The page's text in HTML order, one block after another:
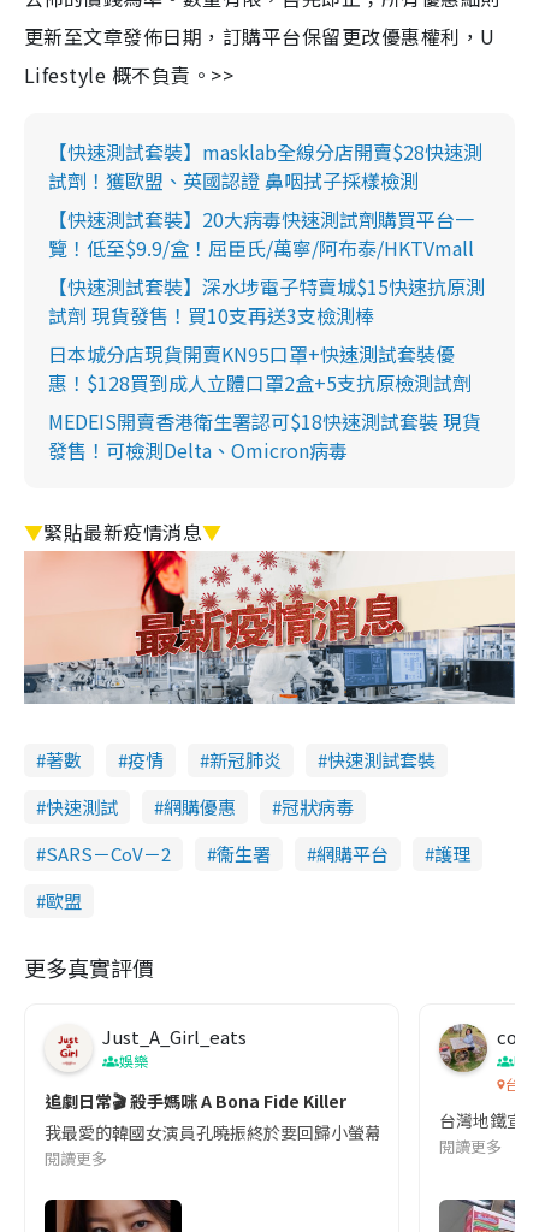
更新至文章發佈日期，訂購平台保留更改優惠權利，U
Lifestyle 概不負責。>>
【快速測試套裝】masklab全線分店開賣$28快速測
試劑！獲歐盟、英國認證 鼻咽拭子採樣檢測
【快速測試套裝】20大病毒快速測試劑購買平台一
覽！低至$9.9/盒！屈臣氏/萬寧/阿布泰/HKTVmall
【快速測試套裝】深水埗電子特賣城$15快速抗原測
試劑 現貨發售！買10支再送3支檢測棒
日本城分店現貨開賣KN95口罩+快速測試套裝優
惠！$128買到成人立體口罩2盒+5支抗原檢測試劑
MEDEIS開賣香港衛生署認可$18快速測試套裝 現貨
發售！可檢測Delta、Omicron病毒
▼緊貼最新疫情消息▼
著數 疫情 新冠肺炎
快速測試套裝
快速測試
網購優惠
冠狀病毒
SARS－CoV－2
衞生署 網購平台
護理
歐盟
更多真實評價
Just_A_Girl_eats
娛樂
追劇日常🎬 殺手媽咪 A Bona Fide Killer
我最愛的韓國女演員孔曉振終於要回歸小螢幕啦!這次的劇本改編
閱讀更多
co
吹
台灣
台灣地鐵宣
閱讀更多